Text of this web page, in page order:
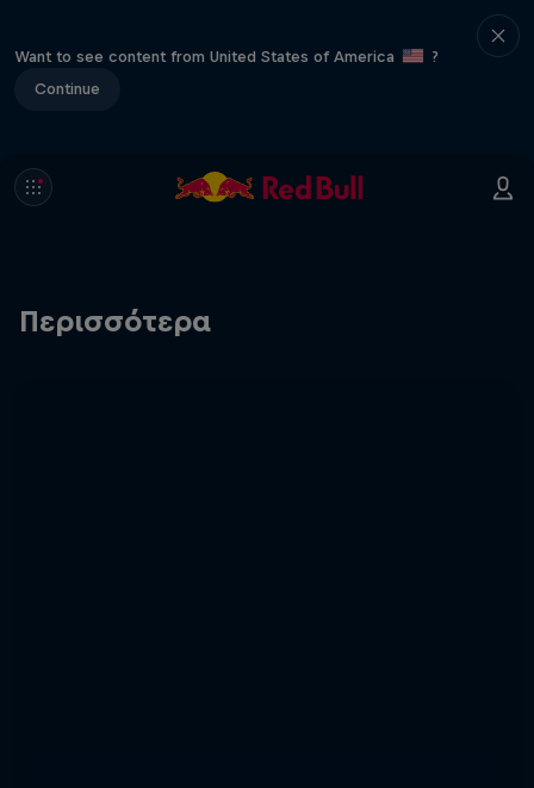
Want to see content from United States of America
?
Continue
Περισσότερα